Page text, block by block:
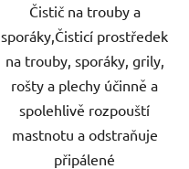
Čistič na trouby a
sporáky,Čisticí prostředek
na trouby, sporáky, grily,
rošty a plechy účinně a
spolehlivě rozpouští
mastnotu a odstraňuje
připálené